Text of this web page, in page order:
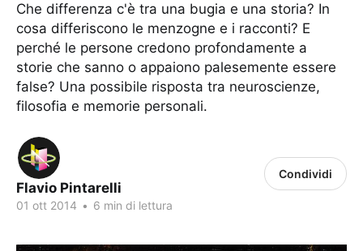
Che differenza c'è tra una bugia e una storia? In
cosa differiscono le menzogne e i racconti? E
perché le persone credono profondamente a
storie che sanno o appaiono palesemente essere
false? Una possibile risposta tra neuroscienze,
filosofia e memorie personali.
Flavio Pintarelli
01 ott 2014 • 6 min di lettura
Condividi